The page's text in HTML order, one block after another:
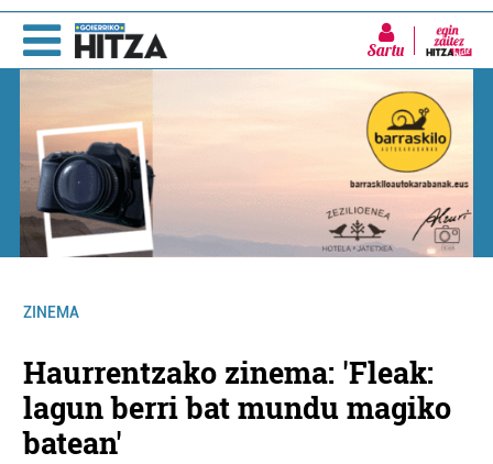
Sartu
ZINEMA
Haurrentzako zinema: 'Fleak:
lagun berri bat mundu magiko
batean'